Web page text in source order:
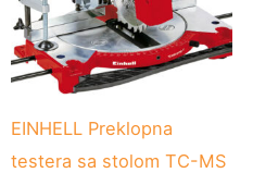
EINHELL Preklopna
testera sa stolom TC-MS